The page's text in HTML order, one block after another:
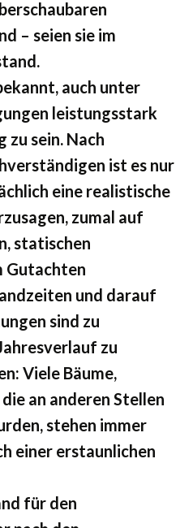
– seien sie im
auch unter
leistungsstark
sein. Nach
ist es nur
eine realistische
zumal auf
statischen
Gutachten
und darauf
sind zu
zu
Viele Bäume,
an anderen Stellen
stehen immer
einer erstaunlichen
für den